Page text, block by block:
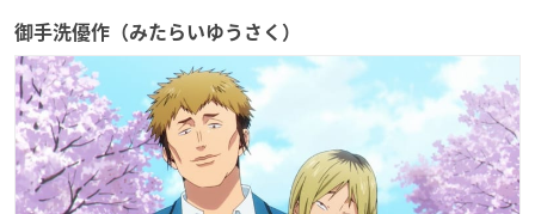
御手洗優作（みたらいゆうさく）